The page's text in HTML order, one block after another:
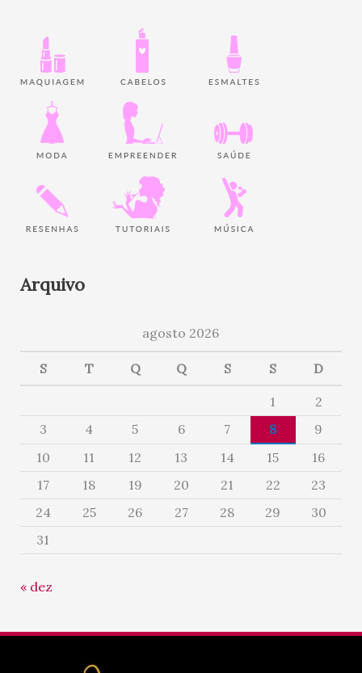
Arquivo
agosto 2026
S T Q Q S S D
1
2
3
4 5 6 7 8
9
10
11 12 13 14 15
16
17
18 19 20 21 22
23
24
25 26 27 28 29
30
31
« dez